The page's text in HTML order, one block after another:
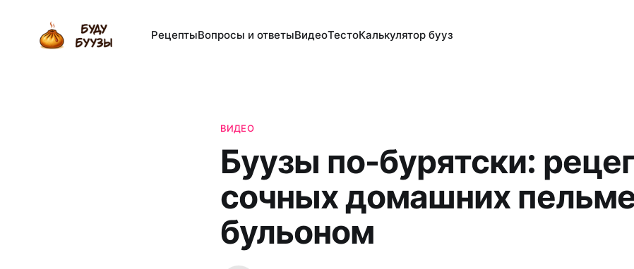
РецептыВопросы и ответыВидеоТестоКалькулятор бууз
ВИДЕО
Буузы по-бурятски:
сочных домашних
бульоном